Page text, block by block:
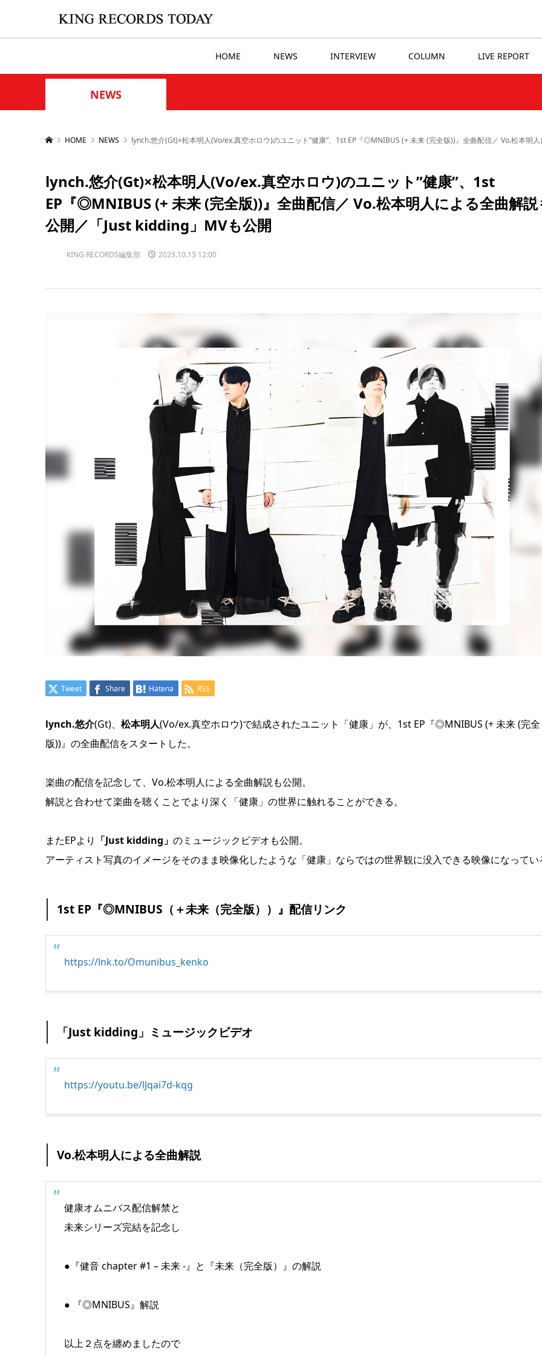
HOME NEWS INTERVIEW COLUMN LIVE REPORT
NEWS
HOME NEWS lynch.悠介(Gt)×松本明人(Vo/ex.真空ホロウ)のユニット”健康”、1st EP『◎MNIBUS (+ 未来 (完全版))』全曲配信／ Vo.松本明
lynch.悠介(Gt)×松本明人(Vo/ex.真空ホロウ)のユニット”健康”、1st
EP『◎MNIBUS (+ 未来 (完全版))』全曲配信／ Vo.松本明人による全曲解説
公開／「Just kidding」MVも公開
KING RECORDS編集部 2023.10.13 12:00
Tweet Share Hatena RSS
lynch.悠介(Gt)、 松本明人(Vo/ex.真空ホロウ)で結成されたユニット「健康」が、1st EP『◎MNIBUS (+ 未来 (完全
版))』の全曲配信をスタートした。
楽曲の配信を記念して、Vo.松本明人による全曲解説も公開。
解説と合わせて楽曲を聴くことでより深く「健康」の世界に触れることができる。
またEPより 「Just kidding」 のミュージックビデオも公開。
アーティスト写真のイメージをそのまま映像化したような「健康」ならではの世界観に没入できる映像になってい
1st EP『◎MNIBUS（＋未来（完全版））』配信リンク
https://lnk.to/Omunibus_kenko
「Just kidding」ミュージックビデオ
https://youtu.be/lJqai7d-kqg
Vo.松本明人による全曲解説
健康オムニバス配信解禁と
未来シリーズ完結を記念し
●『健音 chapter #1 – 未来 -』と『未来（完全版）』の解説
● 『◎MNIBUS』解説
以上２点を纏めましたので